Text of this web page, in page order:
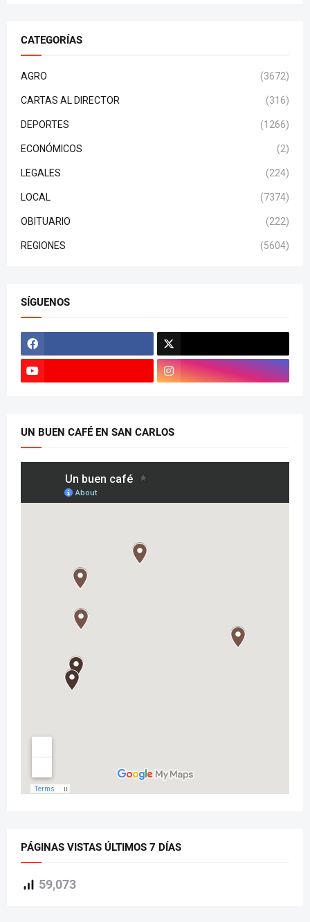
CATEGORÍAS
AGRO (3672)
CARTAS AL DIRECTOR (316)
DEPORTES (1266)
ECONÓMICOS (2)
LEGALES (224)
LOCAL (7374)
OBITUARIO (222)
REGIONES (5604)
SÍGUENOS
UN BUEN CAFÉ EN SAN CARLOS
PÁGINAS VISTAS ÚLTIMOS 7 DÍAS
59,073